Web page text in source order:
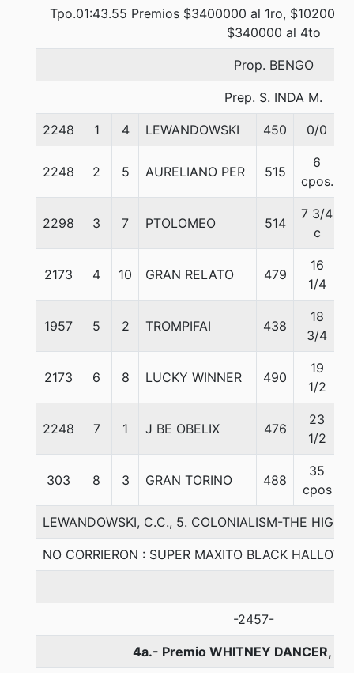
Tpo.01:43.55 Premios $3400000 al 1ro,
$340000 al 4to
Prop. BENGO
Prep. S. INDA M.
2248 1 4 LEWANDOWSKI 450 0/0
2248 2 5 AURELIANO PER 515
6
cpos.
2298 3 7 PTOLOMEO 514
7 3/4
c
2173 4 10 GRAN RELATO 479
16
1/4
1957 5 2 TROMPIFAI 438
18
3/4
2173 6 8 LUCKY WINNER 490
19
1/2
2248 7 1 J BE OBELIX 476
23
1/2
303 8 3 GRAN TORINO 488
35
cpos
LEWANDOWSKI, C.C., 5. COLONIALISM-THE HIGH
NO CORRIERON : SUPER MAXITO BLACK
-2457-
4a.- Premio WHITNEY DANCER,